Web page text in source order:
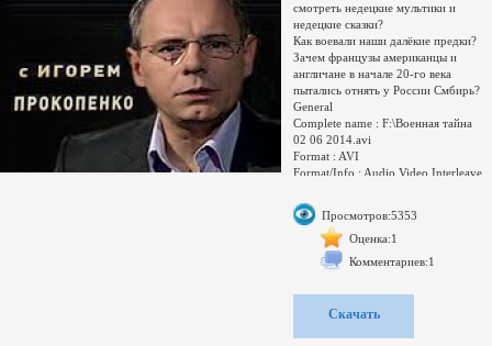
смотреть недецкие мультики и
недецкие сказки?
Как воевали наши далёкие предки?
Зачем французы американцы и
англичане в начале 20-го века
пытались отнять у России Смбирь?
General
Complete name : F:\Военная тайна
02 06 2014.avi
Format : AVI
Format/Info : Audio Video Interleave
Duration : 1h 36mn
Overall bit rate : 1 065 Kbps
Video
Simple@L5
Format settings, BVOP : 2
Просмотров:5353
Оценка:1
Комментариев:1
Скачать